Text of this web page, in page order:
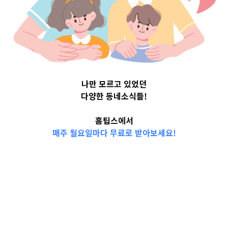
2023-05-04
readybaby-admin
나만 모르고 있었던
다양한 동네소식들!
홈팁스에서
매주 월요일마다 무료로 받아보세요!